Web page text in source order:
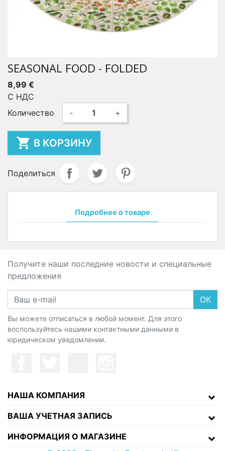
SEASONAL FOOD - FOLDED
8,99 €
С НДС
Количество
- +
 В КОРЗИНУ
Поделиться
Подробнее о товаре
Получите наши последние новости и специальные
предложения
ОК
Вы можете отписаться в любой момент. Для этого
воспользуйтесь нашими контактными данными в
юридическом уведомлении.
НАША КОМПАНИЯ
ВАША УЧЕТНАЯ ЗАПИСЬ
ИНФОРМАЦИЯ О МАГАЗИНЕ